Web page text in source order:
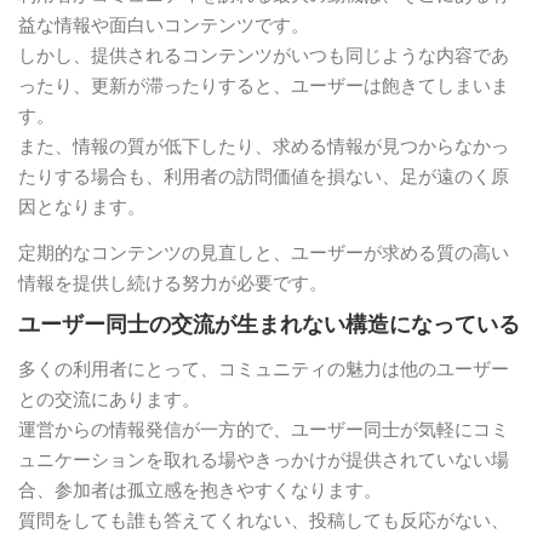
益な情報や面白いコンテンツです。
しかし、提供されるコンテンツがいつも同じような内容であ
ったり、更新が滞ったりすると、ユーザーは飽きてしまいま
す。
また、情報の質が低下したり、求める情報が見つからなかっ
たりする場合も、利用者の訪問価値を損ない、足が遠のく原
因となります。
定期的なコンテンツの見直しと、ユーザーが求める質の高い
情報を提供し続ける努力が必要です。
ユーザー同士の交流が生まれない構造になっている
多くの利用者にとって、コミュニティの魅力は他のユーザー
との交流にあります。
運営からの情報発信が一方的で、ユーザー同士が気軽にコミ
ュニケーションを取れる場やきっかけが提供されていない場
合、参加者は孤立感を抱きやすくなります。
質問をしても誰も答えてくれない、投稿しても反応がない、